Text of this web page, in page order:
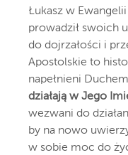
Łukasz w
prowadził swoich
do dojrzałości i
Apostolskie to
napełnieni
działają w Jego
wezwani do
by na nowo
w sobie moc do